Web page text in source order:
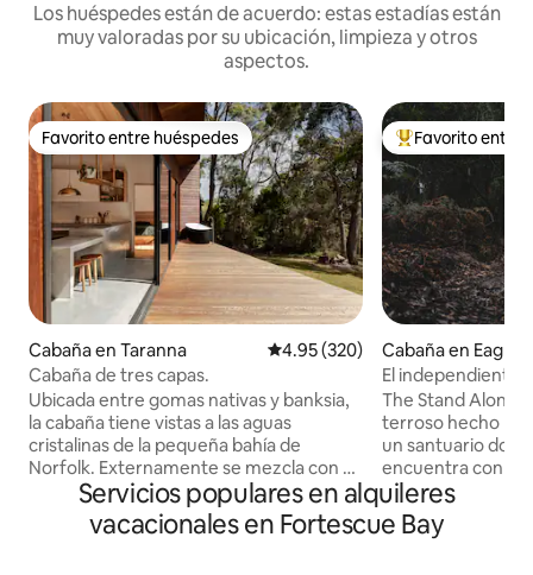
Los huéspedes están de acuerdo: estas estadías están
muy valoradas por su ubicación, limpieza y otros
aspectos.
Favorito entre huéspedes
Favorito entre huéspedes
Cabaña en Taranna Calificación promedio: 4.95 de
4.95 (320)
Cabaña de tres capas.
Ubicada entre gomas nativas y banksia,
la cabaña tiene vistas a las aguas
cristalinas de la pequeña bahía de
Norfolk. Externamente se mezcla con su
entorno y, internamente, presenta una
carpintería detallada con roble de
Tasmania que le da un toque natural.
Favorito entre
Favorito entre
Cabaña en
El independiente
The Stand Alone
terroso hecho
un santuario
encuentra con el
para la comunión
naturaleza. En
canto de los
Servicios populares en alquileres
vacacionales en Fortescue Bay